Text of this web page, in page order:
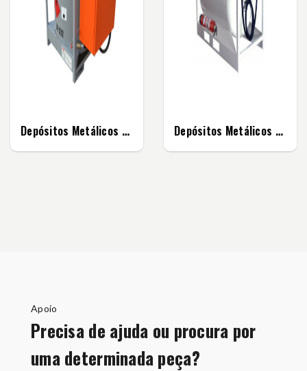
Depósitos Metálicos Verticais Para Transporte... Depósitos Metálicos Para Transporte De Gasolina...
Apoio
Precisa de ajuda ou procura por
uma determinada peça?